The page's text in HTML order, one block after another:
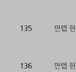
135 만렙
136 만렙